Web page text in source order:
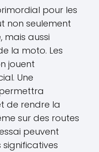
pour les
non seulement
mais aussi
la moto. Les
jouent
Une
de rendre la
sur des routes
peuvent